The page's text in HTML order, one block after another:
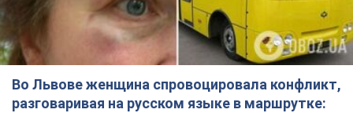
Во Львове женщина спровоцировала конфликт,
разговаривая на русском языке в маршрутке: